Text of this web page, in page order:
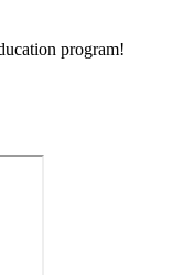
program!